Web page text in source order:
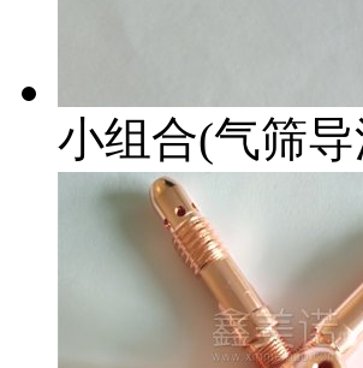
小组合(气筛